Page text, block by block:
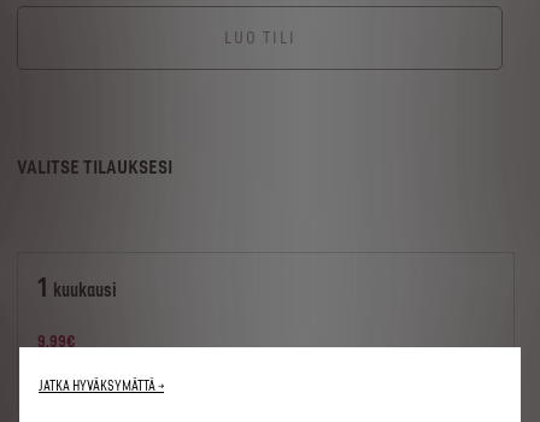
LUO TILI
VALITSE TILAUKSESI
1 kuukausi
9,99€
JATKA HYVÄKSYMÄTTÄ →